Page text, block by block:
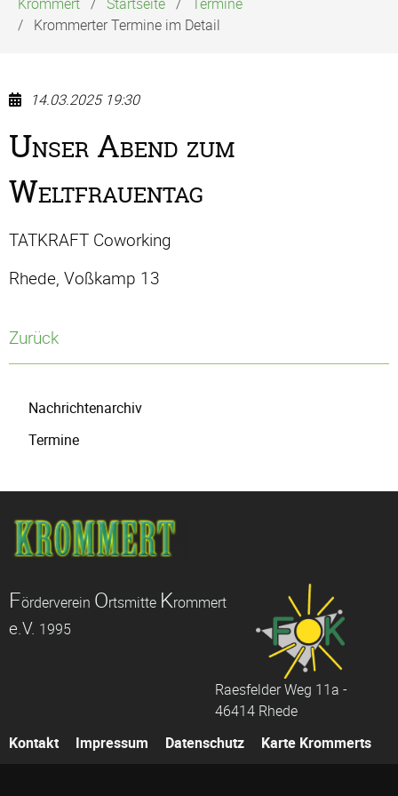
Krommerter Termine im Detail
14.03.2025 19:30
Unser Abend zum
Weltfrauentag
TATKRAFT Coworking
Rhede, Voßkamp 13
Zurück
überspringen
Nachrichtenarchiv
Termine
Förderverein Ortsmitte Krommert
e.V. 1995
Raesfelder Weg 11a -
46414 Rhede
Navigation
Kontakt Impressum Datenschutz Karte Krommerts